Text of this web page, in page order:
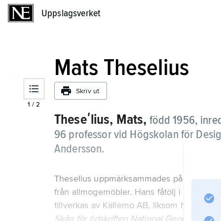
Uppslagsverket
1 /2
Mats Theselius
Skriv ut
Theseʹlius, Mats, född 1956,
96 professor vid Högskolan för
Andersson.
Theselius uppmärksammades på
från allmogemöbler. Hans fåtölj i etsat
tillverkas av Källemo AB, liksom hans
Skåp för tidskriften National Geographic